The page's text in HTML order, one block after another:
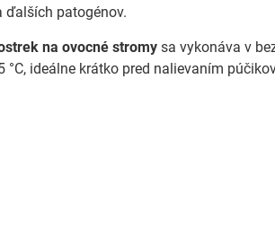
ďalších patogénov.
na ovocné stromy sa vykonáva v
°C, ideálne krátko pred nalievaním